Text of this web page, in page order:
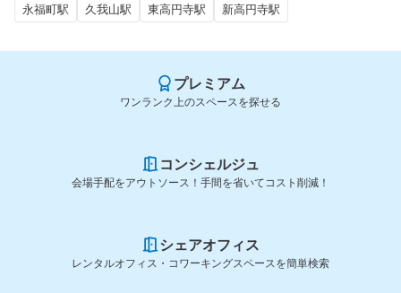
永福町駅
久我山駅 東高円寺駅 新高円寺駅
プレミアム
ワンランク上のスペースを探せる
コンシェルジュ
会場手配をアウトソース！手間を省いてコスト削減！
シェアオフィス
レンタルオフィス・コワーキングスペースを簡単検索